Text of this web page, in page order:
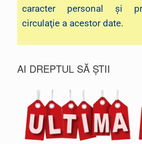
caracter personal şi
circulaţie a acestor date.
AI DREPTUL SĂ ȘTII